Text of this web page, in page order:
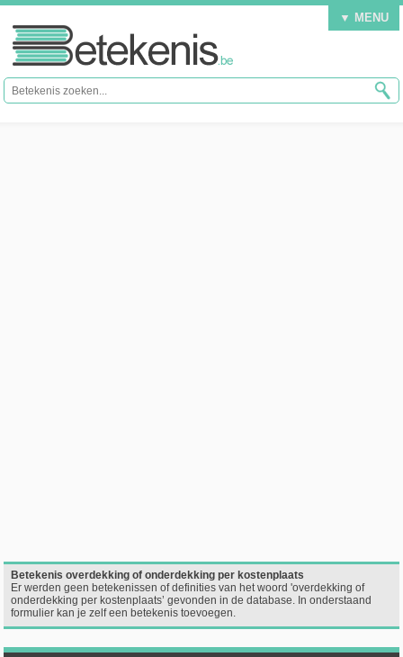
▼ MENU
Betekenis overdekking of onderdekking per kostenplaats
Er werden geen betekenissen of definities van het woord 'overdekking of
onderdekking per kostenplaats’ gevonden in de database. In onderstaand
formulier kan je zelf een betekenis toevoegen.